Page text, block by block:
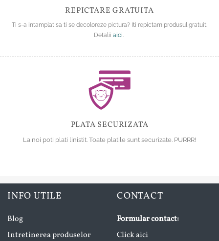
REPICTARE GRATUITA
Ti s-a intamplat sa ti se decoloreze pictura? Iti repictam produsul gratuit.
Detalii aici.
PLATA SECURIZATA
La noi poti plati linistit. Toate platile sunt securizate. PURRR!
INFO UTILE
Blog
Intretinerea produselor
CONTACT
Formular contact:
Click aici